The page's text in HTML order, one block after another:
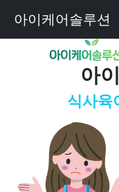
아이케어솔루션
아
식사육